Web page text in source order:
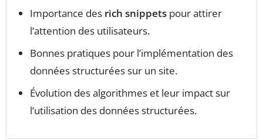
Importance des rich snippets pour attirer
l’attention des utilisateurs.
Bonnes pratiques pour l’implémentation des
données structurées sur un site.
Évolution des algorithmes et leur impact sur
l’utilisation des données structurées.